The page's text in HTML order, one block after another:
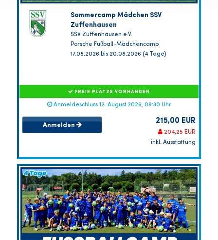
Sommercamp Mädchen SSV
Zuffenhausen
SSV Zuffenhausen e.V.
Porsche Fußball-Mädchencamp
17.08.2026 bis 20.08.2026 (4 Tage)
FREIE PLÄTZE VORHANDEN
Anmeldeschluss 12. August 2026, 09:30 Uhr
Anmelden 215,00 EUR
204,25 EUR
inkl. Ausstattung